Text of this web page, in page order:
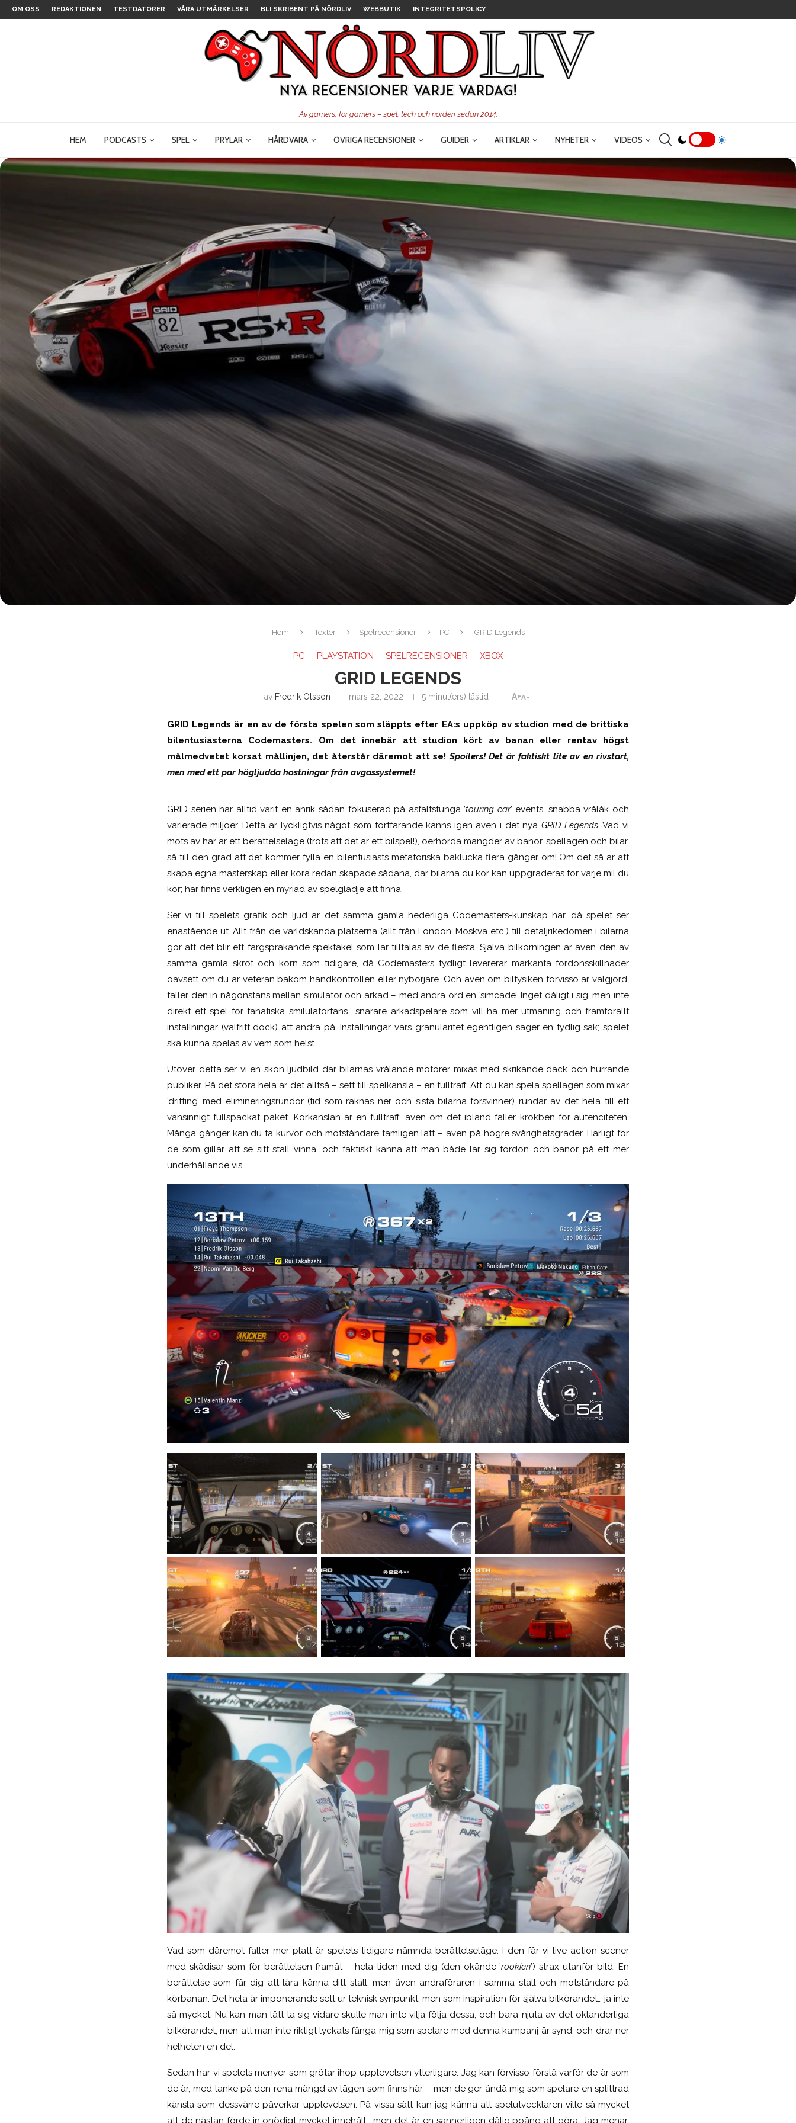
OM OSS REDAKTIONEN TESTDATORER VÅRA UTMÄRKELSER BLI SKRIBENT PÅ NÖRDLIV WEBBUTIK INTEGRITETSPOLICY
Av gamers, för gamers – spel, tech och nörderi sedan 2014.
HEM PODCASTS SPEL PRYLAR HÅRDVARA ÖVRIGA RECENSIONER GUIDER ARTIKLAR NYHETER VIDEOS
Hem Texter Spelrecensioner PC GRID Legends
PC PLAYSTATION SPELRECENSIONER XBOX
GRID LEGENDS
av Fredrik Olsson mars 22, 2022 5 minut(ers) lästid A+A-
GRID Legends är en av de första spelen som släppts efter EA:s uppköp av studion med de brittiska
bilentusiasterna Codemasters. Om det innebär att studion kört av banan eller rentav högst
målmedvetet korsat mållinjen, det återstår däremot att se!Spoilers! Det är faktiskt lite av en rivstart,
men med ett par högljudda hostningar från avgassystemet!
GRID serien har alltid varit en anrik sådan fokuserad på asfaltstunga ’touring car’ events, snabba vrålåk och
varierade miljöer. Detta är lyckligtvis något som fortfarande känns igen även i det nyaGRID Legends. Vad vi
möts av här är ett berättelseläge (trots att det är ett bilspel!), oerhörda mängder av banor, spellägen och bilar,
så till den grad att det kommer fylla en bilentusiasts metaforiska baklucka flera gånger om! Om det så är att
skapa egna mästerskap eller köra redan skapade sådana, där bilarna du kör kan uppgraderas för varje mil du
kör; här finns verkligen en myriad av spelglädje att finna.
Ser vi till spelets grafik och ljud är det samma gamla hederliga Codemasters-kunskap här, då spelet ser
enastående ut. Allt från de världskända platserna (allt från London, Moskva etc.) till detaljrikedomen i bilarna
gör att det blir ett färgsprakande spektakel som lär tilltalas av de flesta. Själva bilkörningen är även den av
samma gamla skrot och korn som tidigare, då Codemasters tydligt levererar markanta fordonsskillnader
oavsett om du är veteran bakom handkontrollen eller nybörjare. Och även om bilfysiken förvisso är välgjord,
faller den in någonstans mellan simulator och arkad – med andra ord en ’simcade’. Inget dåligt i sig, men inte
direkt ett spel för fanatiska smilulatorfans… snarare arkadspelare som vill ha mer utmaning och framförallt
inställningar (valfritt dock) att ändra på.Inställningar vars granularitet egentligen säger en tydlig sak; spelet
ska kunna spelas av vem som helst.
Utöver detta ser vi en skön ljudbild där bilarnas vrålande motorer mixas med skrikande däck och hurrande
publiker. På det stora hela är det alltså – sett till spelkänsla – en fullträff. Att du kan spela spellägen som mixar
’drifting’ med elimineringsrundor (tid som räknas ner och sista bilarna försvinner) rundar av det hela till ett
vansinnigt fullspäckat paket. Körkänslan är en fullträff, även om det ibland fäller krokben för autenciteten.
Många gånger kan du ta kurvor och motståndare tämligen lätt – även på högre svårighetsgrader. Härligt för
de som gillar att se sitt stall vinna, och faktiskt känna att man både lär sig fordon och banor på ett mer
underhållande vis.
Vad som däremot faller mer platt är spelets tidigare nämnda berättelseläge. I den får vi live-action scener
med skådisar som för berättelsen framåt – hela tiden med dig (den okände ’rookien’) strax utanför bild. En
berättelse som får dig att lära känna ditt stall, men även andraföraren i samma stall och motståndare på
körbanan. Det hela är imponerande sett ur teknisk synpunkt, men som inspiration för själva bilkörandet… ja inte
så mycket. Nu kan man lätt ta sig vidare skulle man inte vilja följa dessa, och bara njuta av det oklanderliga
bilkörandet, men att man inte riktigt lyckats fånga mig som spelare med denna kampanj är synd, och drar ner
helheten en del.
Sedan har vi spelets menyer som grötar ihop upplevelsen ytterligare. Jag kan förvisso förstå varför de är som
de är, med tanke på den rena mängd av lägen som finns här – men de ger ändå mig som spelare en splittrad
känsla som dessvärre påverkar upplevelsen. På vissa sätt kan jag känna att spelutvecklaren ville så mycket
att de nästan förde in onödigt mycket innehåll… men det är en sannerligen dålig poäng att göra. Jag menar,